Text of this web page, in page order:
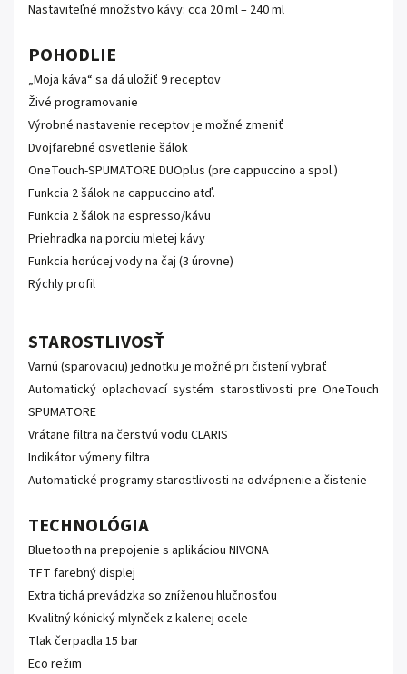
Nastaviteľné množstvo kávy: cca 20 ml – 240 ml
POHODLIE
„Moja káva“ sa dá uložiť 9 receptov
Živé programovanie
Výrobné nastavenie receptov je možné zmeniť
Dvojfarebné osvetlenie šálok
OneTouch-SPUMATORE DUOplus (pre cappuccino a spol.)
Funkcia 2 šálok na cappuccino atď.
Funkcia 2 šálok na espresso/kávu
Priehradka na porciu mletej kávy
Funkcia horúcej vody na čaj (3 úrovne)
Rýchly profil
STAROSTLIVOSŤ
Varnú (sparovaciu) jednotku je možné pri čistení vybrať
Automatický oplachovací systém starostlivosti pre OneTouch
SPUMATORE
Vrátane filtra na čerstvú vodu CLARIS
Indikátor výmeny filtra
Automatické programy starostlivosti na odvápnenie a čistenie
TECHNOLÓGIA
Bluetooth na prepojenie s aplikáciou NIVONA
TFT farebný displej
Extra tichá prevádzka so zníženou hlučnosťou
Kvalitný kónický mlynček z kalenej ocele
Tlak čerpadla 15 bar
Eco režim